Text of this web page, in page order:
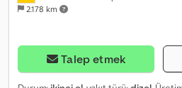
2.178 km
Talep etmek